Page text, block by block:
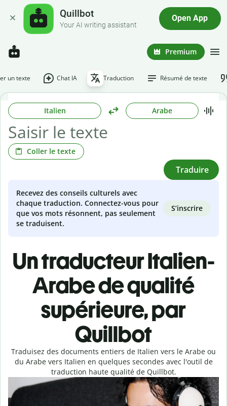
Quillbot
Your AI writing assistant
Open App
Premium
un texte Chat IA Traduction Résumé de texte
Italien Arabe
Coller le texte
Traduire
Recevez des conseils culturels avec
chaque traduction. Connectez-vous pour
que vos mots résonnent, pas seulement
se traduisent.
S’inscrire
Un traducteur Italien-
Arabe de qualité
supérieure, par
Quillbot
Traduisez des documents entiers de Italien vers le Arabe ou
du Arabe vers Italien en quelques secondes avec l'outil de
traduction haute qualité de Quillbot.